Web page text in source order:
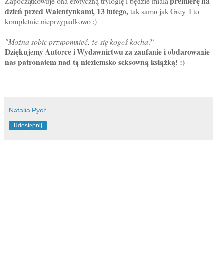
dzień przed Walentynkami, 13 lutego,tak samo jak Grey. I to
kompletnie nieprzypadkowo :)
"Można sobie przypomnieć, że się kogoś kocha?"
Dziękujemy Autorce i Wydawnictwu za zaufanie i obdarowanie
nas patronatem nad tą nieziemsko seksowną książką! :)
Natalia Pych
Udostępnij